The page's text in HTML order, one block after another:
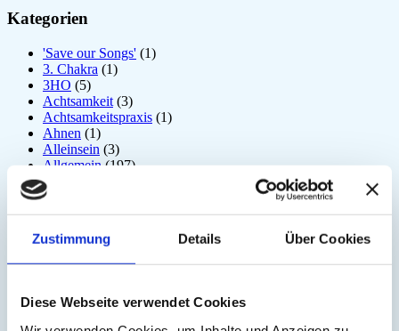
Zustimmung Details Über Cookies
Diese Webseite verwendet Cookies
Kategorien
'Save our Songs' (1)
3. Chakra (1)
3HO (5)
Achtsamkeit (3)
Achtsamkeitspraxis (1)
Ahnen (1)
Alleinsein (3)
Allgemein(197)
Amrit Vela
Angst
Arjuna(2)
Atem(41)
Atmung(3)
Aura(2)
Autonomes Nervensystem(2)